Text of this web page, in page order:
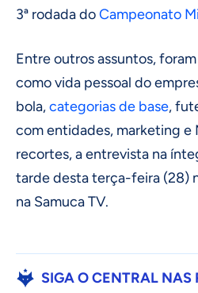
3ª rodada doCampeonato
Entre outros assuntos,
como vida pessoal do
bola,categorias de base,
com entidades, marketing e
recortes, a entrevista na
tarde desta terça-feira (28)
na Samuca TV.
SIGA O CENTRAL NAS